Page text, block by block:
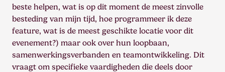
beste helpen, wat is op dit moment de meest zinvolle
besteding van mijn tijd, hoe programmeer ik deze
feature, wat is de meest geschikte locatie voor dit
evenement?) maar ook over hun loopbaan,
samenwerkingsverbanden en teamontwikkeling. Dit
vraagt om specifieke vaardigheden die deels door